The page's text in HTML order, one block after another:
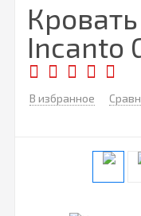
Incanto
В избранное